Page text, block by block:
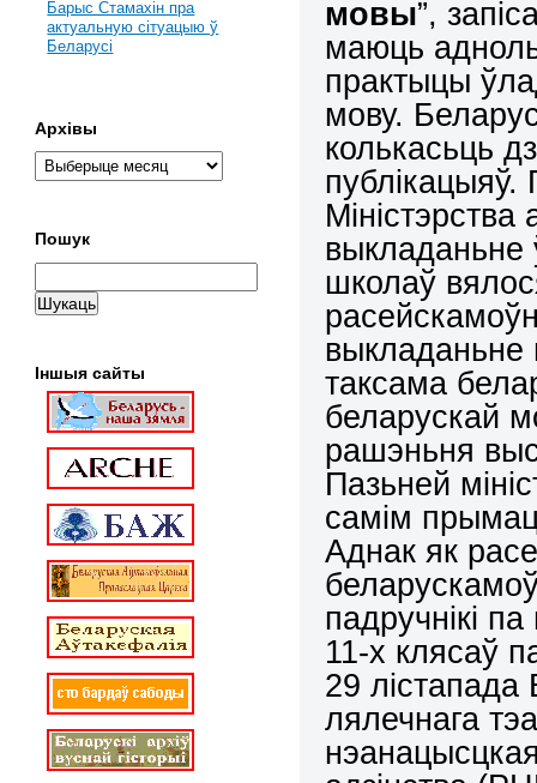
мовы”,
маюць
практыцы
мову.
колькасьць
выкладаньне
школаў
выкладаньне
таксама
беларускай
рашэньня
Пазьней
самім
Аднак як
падручнікі па
11-х клясаў
29 лістапада
лялечнага
Барыс Стамахін пра
актуальную сітуацыю ў
Беларусі
Архівы
Пошук
Іншыя сайты